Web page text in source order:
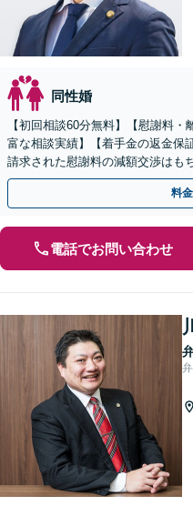
同性婚
【初回相談60分無料】【慰謝料
富な相談実績】【着手金の返金保
請求された慰謝料の減額交渉はも
棄など様々な離婚・男女問題の解
料
電話でお問い合わせ